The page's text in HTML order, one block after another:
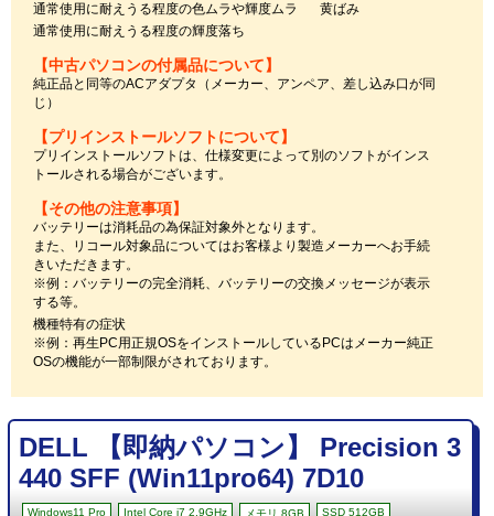
通常使用に耐えうる程度の色ムラや輝度ムラ
黄ばみ
通常使用に耐えうる程度の輝度落ち
【中古パソコンの付属品について】
純正品と同等のACアダプタ（メーカー、アンペア、差し込み口が同
じ）
【プリインストールソフトについて】
プリインストールソフトは、仕様変更によって別のソフトがインス
トールされる場合がございます。
【その他の注意事項】
バッテリーは消耗品の為保証対象外となります。
また、リコール対象品についてはお客様より製造メーカーへお手続
きいただきます。
※例：バッテリーの完全消耗、バッテリーの交換メッセージが表示
する等。
機種特有の症状
※例：再生PC用正規OSをインストールしているPCはメーカー純正
OSの機能が一部制限がされております。
DELL 【即納パソコン】 Precision 3
440 SFF (Win11pro64) 7D10
Windows11 Pro Intel Core i7 2.9GHz SSD 512GB